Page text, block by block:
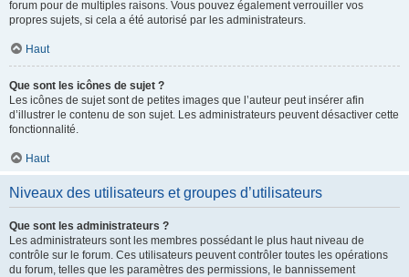
forum pour de multiples raisons. Vous pouvez également verrouiller vos
propres sujets, si cela a été autorisé par les administrateurs.
Haut
Que sont les icônes de sujet ?
Les icônes de sujet sont de petites images que l’auteur peut insérer afin
d’illustrer le contenu de son sujet. Les administrateurs peuvent désactiver cette
fonctionnalité.
Haut
Niveaux des utilisateurs et groupes d’utilisateurs
Que sont les administrateurs ?
Les administrateurs sont les membres possédant le plus haut niveau de
contrôle sur le forum. Ces utilisateurs peuvent contrôler toutes les opérations
du forum, telles que les paramètres des permissions, le bannissement